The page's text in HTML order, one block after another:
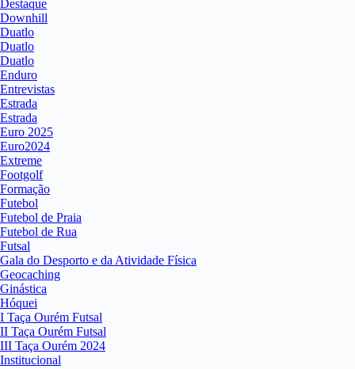
Destaque
Downhill
Duatlo
Duatlo
Duatlo
Enduro
Entrevistas
Estrada
Estrada
Euro 2025
Euro2024
Extreme
Footgolf
Formação
Futebol
Futebol de Praia
Futebol de Rua
Futsal
Gala do Desporto e da Atividade Física
Geocaching
Ginástica
Hóquei
I Taça Ourém Futsal
II Taça Ourém Futsal
III Taça Ourém 2024
Institucional